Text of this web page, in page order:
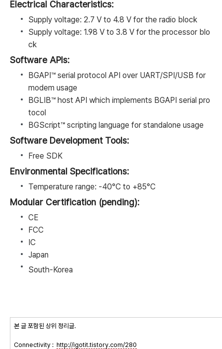
Electrical Characteristics:
Supply voltage: 2.7 V to 4.8 V for the radio block
Supply voltage: 1.98 V to 3.8 V for the processor blo
ck
Software APIs:
BGAPI™ serial protocol API over UART/SPI/USB for
modem usage
BGLIB™ host API which implements BGAPI serial pro
tocol
BGScript™ scripting language for standalone usage
Software Development Tools:
Free SDK
Environmental Specifications:
Temperature range: -40°C to +85°C
Modular Certification (pending):
CE
FCC
IC
Japan
South-Korea
본 글 포함된 상위 정리글.
Connectivity : http://igotit.tistory.com/280